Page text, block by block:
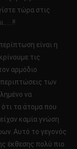
τώρα στις
είναι η
τις
αρμόδιο
περιπτώσεις των
να
τα άτομα που
καμία γνώση
Αυτό το γεγονός
έκθεσης πολύ πιο